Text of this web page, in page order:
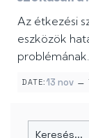
Az étkezési
eszközök
DATE: 13 nov –